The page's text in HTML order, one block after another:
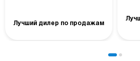
Лучший дилер по продажам